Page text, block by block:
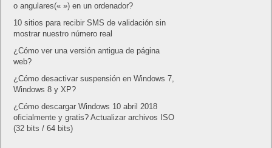
o angulares(« ») en un ordenador?
10 sitios para recibir SMS de validación sin
mostrar nuestro número real
¿Cómo ver una versión antigua de página
web?
¿Cómo desactivar suspensión en Windows 7,
Windows 8 y XP?
¿Cómo descargar Windows 10 abril 2018
oficialmente y gratis? Actualizar archivos ISO
(32 bits / 64 bits)